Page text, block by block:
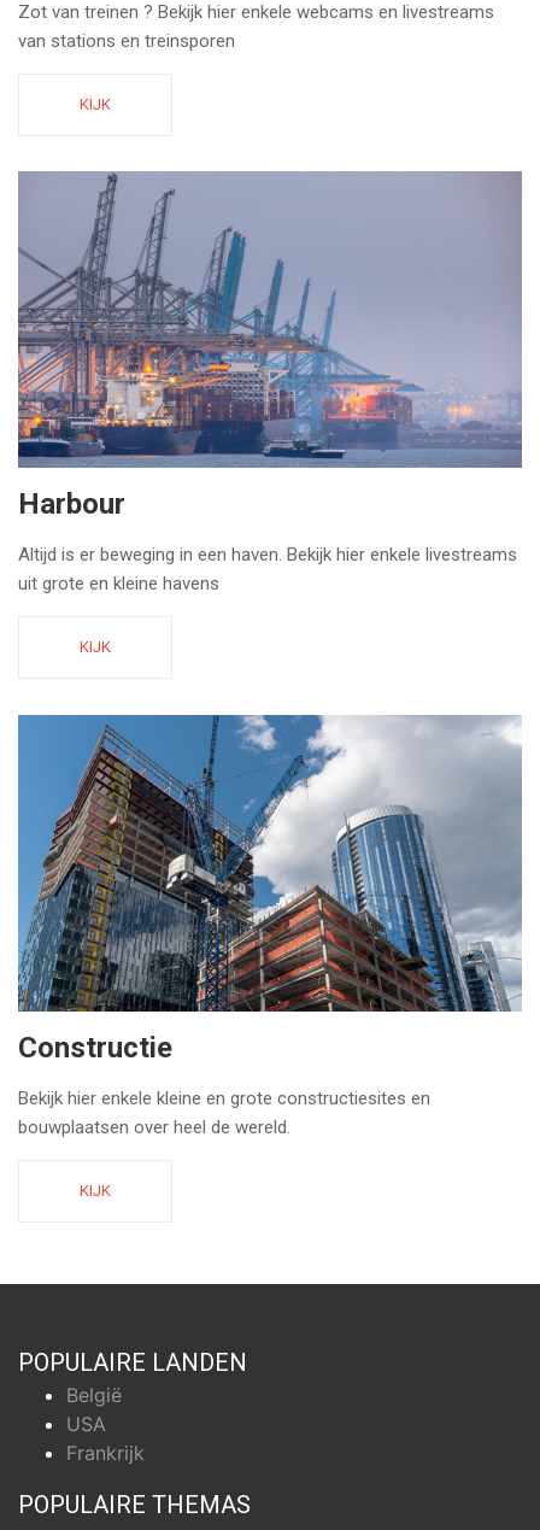
Zot van treinen ? Bekijk hier enkele webcams en livestreams
van stations en treinsporen
KIJK
Harbour
Altijd is er beweging in een haven. Bekijk hier enkele livestreams
uit grote en kleine havens
KIJK
Constructie
Bekijk hier enkele kleine en grote constructiesites en
bouwplaatsen over heel de wereld.
KIJK
POPULAIRE LANDEN
België
USA
Frankrijk
POPULAIRE THEMAS